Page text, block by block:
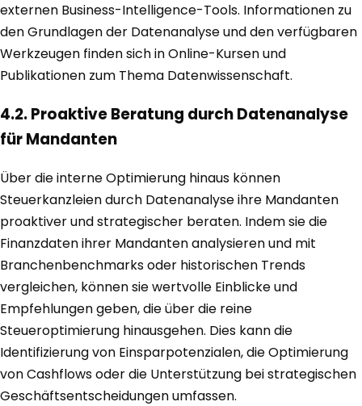
externen Business-Intelligence-Tools. Informationen zu
den Grundlagen der Datenanalyse und den verfügbaren
Werkzeugen finden sich in Online-Kursen und
Publikationen zum Thema Datenwissenschaft.
4.2. Proaktive Beratung durch Datenanalyse
für Mandanten
Über die interne Optimierung hinaus können
Steuerkanzleien durch Datenanalyse ihre Mandanten
proaktiver und strategischer beraten. Indem sie die
Finanzdaten ihrer Mandanten analysieren und mit
Branchenbenchmarks oder historischen Trends
vergleichen, können sie wertvolle Einblicke und
Empfehlungen geben, die über die reine
Steueroptimierung hinausgehen. Dies kann die
Identifizierung von Einsparpotenzialen, die Optimierung
von Cashflows oder die Unterstützung bei strategischen
Geschäftsentscheidungen umfassen.